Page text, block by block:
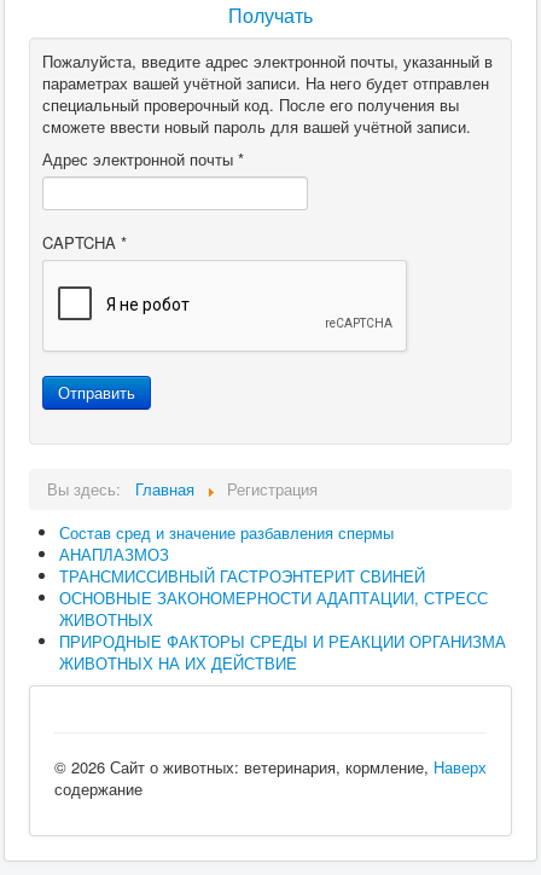
Получать
Пожалуйста, введите адрес электронной почты, указанный в
параметрах вашей учётной записи. На него будет отправлен
специальный проверочный код. После его получения вы
сможете ввести новый пароль для вашей учётной записи.
Адрес электронной почты *
CAPTCHA *
Отправить
Вы здесь: Главная
Регистрация
Состав сред и значение разбавления спермы
АНАПЛАЗМОЗ
ТРАНСМИССИВНЫЙ ГАСТРОЭНТЕРИТ СВИНЕЙ
ОСНОВНЫЕ ЗАКОНОМЕРНОСТИ АДАПТАЦИИ, СТРЕСС
ЖИВОТНЫХ
ПРИРОДНЫЕ ФАКТОРЫ СРЕДЫ И РЕАКЦИИ ОРГАНИЗМА
ЖИВОТНЫХ НА ИХ ДЕЙСТВИЕ
Наверх
© 2026 Сайт о животных: ветеринария, кормление,
содержание